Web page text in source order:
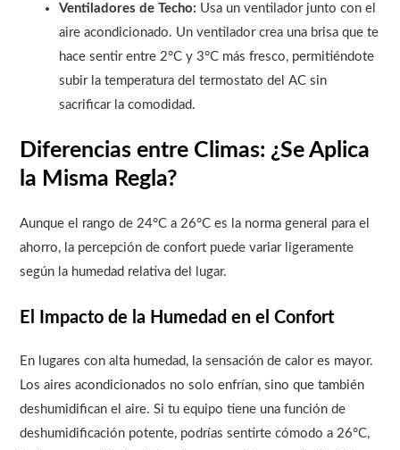
Ventiladores de Techo: Usa un ventilador junto con el
aire acondicionado. Un ventilador crea una brisa que te
hace sentir entre 2°C y 3°C más fresco, permitiéndote
subir la temperatura del termostato del AC sin
sacrificar la comodidad.
Diferencias entre Climas: ¿Se Aplica
la Misma Regla?
Aunque el rango de 24°C a 26°C es la norma general para el
ahorro, la percepción de confort puede variar ligeramente
según la humedad relativa del lugar.
El Impacto de la Humedad en el Confort
En lugares con alta humedad, la sensación de calor es mayor.
Los aires acondicionados no solo enfrían, sino que también
deshumidifican el aire. Si tu equipo tiene una función de
deshumidificación potente, podrías sentirte cómodo a 26°C,